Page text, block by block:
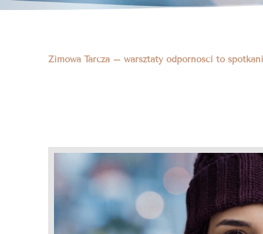
Zimowa Tarcza – warsztaty odporności to